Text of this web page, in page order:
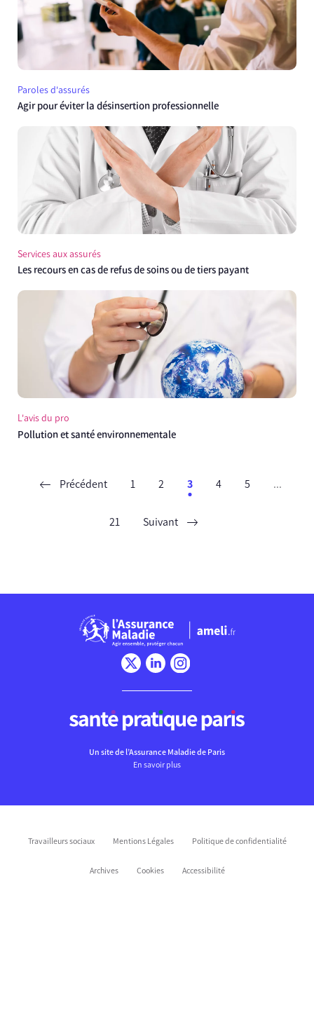
Paroles d'assurés
Agir pour éviter la désinsertion professionnelle
Services aux assurés
Les recours en cas de refus de soins ou de tiers payant
L'avis du pro
Pollution et santé environnementale
Précédent 1 2 3 4 5 ...
21 Suivant
Un site de l’Assurance Maladie de Paris
En savoir plus
Travailleurs sociaux Mentions Légales Politique de confidentialité
Archives Cookies Accessibilité